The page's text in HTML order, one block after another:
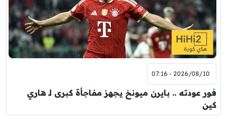
2026/08/10 - 07:16
فور عودته .. بايرن ميونخ يجهز مفاجأة كبرى لـ هاري
كين